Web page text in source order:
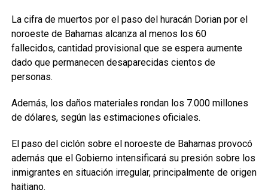
La cifra de muertos por el paso del huracán Dorian por el
noroeste de Bahamas alcanza al menos los 60
fallecidos, cantidad provisional que se espera aumente
dado que permanecen desaparecidas cientos de
personas.
Además, los daños materiales rondan los 7.000 millones
de dólares, según las estimaciones oficiales.
El paso del ciclón sobre el noroeste de Bahamas provocó
además que el Gobierno intensificará su presión sobre los
inmigrantes en situación irregular, principalmente de origen
haitiano.